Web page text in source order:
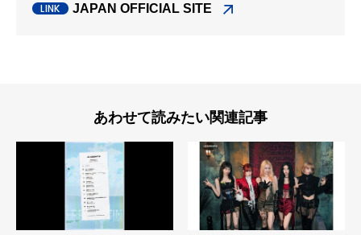
JAPAN OFFICIAL SITE
あわせて読みたい関連記事